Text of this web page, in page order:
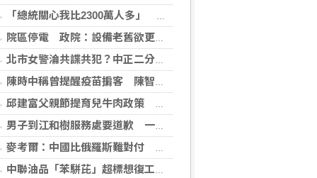
「總統關心我比2300萬人多」 盧秀燕籲賴清德團隊護食安
院區停電 政院：設備老舊欲更新盼立院儘速通過預算
北市女警淪共諜共犯？中正二分局回應了
陳時中稱曾提醒疫苗掮客 陳智菡怒列時間軸
邱建富父親節提育兒牛肉政策 喊十二年國教就要有十二年照顧
男子到江和樹服務處要道歉 一句話讓人發毛
麥考爾：中國比俄羅斯難對付 無人機有助台灣防衛
中聯油品「苯駢芘」超標想復工遭駁 台中食安處：未釐清原因也無改善措施